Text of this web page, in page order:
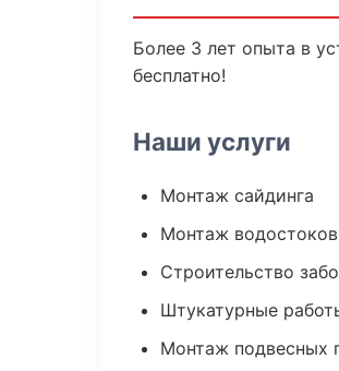
Более 3 лет опыта в
бесплатно!
Наши услуги
Монтаж сайдинга
Монтаж водостоков
Строительство
Штукатурные
Монтаж подвесных